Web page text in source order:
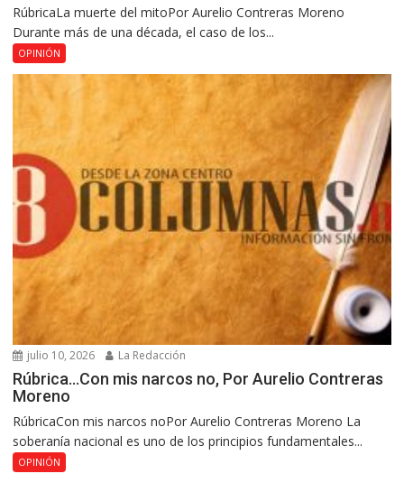
RúbricaLa muerte del mitoPor Aurelio Contreras Moreno
Durante más de una década, el caso de los...
OPINIÓN
julio 10, 2026 La Redacción
Rúbrica…Con mis narcos no, Por Aurelio Contreras
Moreno
RúbricaCon mis narcos noPor Aurelio Contreras Moreno La
soberanía nacional es uno de los principios fundamentales...
OPINIÓN